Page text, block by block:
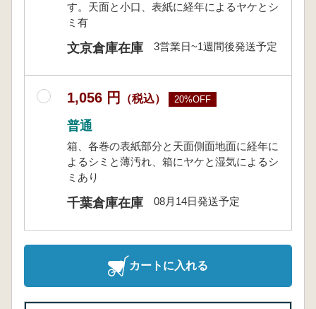
す。天面と小口、表紙に経年によるヤケとシ
ミ有
文京倉庫在庫 3営業日~1週間後発送予定
1,056 円 （税込） 20%OFF
普通
箱、各巻の表紙部分と天面側面地面に経年に
よるシミと薄汚れ、箱にヤケと湿気によるシ
ミあり
千葉倉庫在庫 08月14日発送予定
カートに入れる